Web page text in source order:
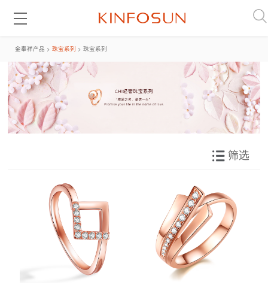
金奉祥产品 > 珠宝系列 > 珠宝系列
筛选